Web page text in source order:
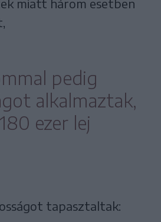
miatt három esetben
pedig
alkalmaztak,
ezer lej
tapasztaltak: